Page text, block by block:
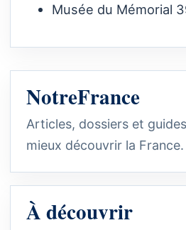
Musée du Mémorial
NotreFrance
Articles, dossiers et
mieux découvrir la France.
À découvrir